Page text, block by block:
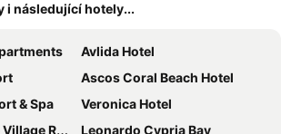
i následující hotely...
Avlida Hotel
Ascos Coral Beach Hotel
& Spa
Veronica Hotel
Resort
Leonardo Cypria Bay